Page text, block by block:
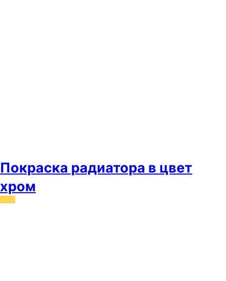
Покраска радиатора в цвет
хром